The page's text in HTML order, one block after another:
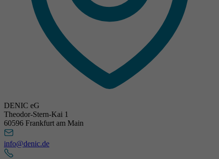
DENIC eG
Theodor-Stern-Kai 1
60596 Frankfurt am Main
info@denic.de